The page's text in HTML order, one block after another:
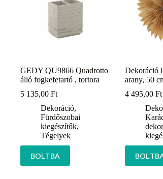
GEDY QU9866 Quadrotto
álló fogkefetartó , tortora
5 135,00 Ft
Dekoráció,
Fürdőszobai
kiegészítők,
Tégelyek
BOLTBA
Dekoráció
arany, 50
4 495,00Ft